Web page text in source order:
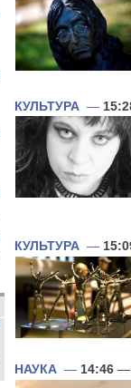
КУЛЬТУРА —
КУЛЬТУРА —
НАУКА — 14:46 —